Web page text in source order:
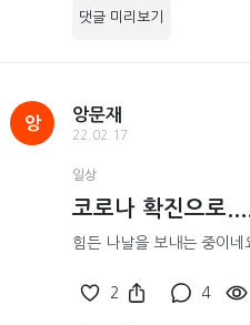
댓글 미리보기
앙
앙문재
22.02.17
일상
코로나 확진으로
힘든 나날을 보내는 중이네
2 4